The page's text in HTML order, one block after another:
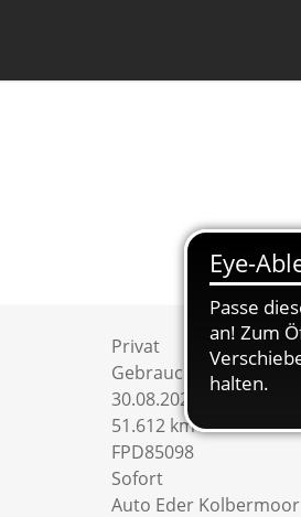
Privat
Gebrauchtwagen
30.08.2024
51.612 km
FPD85098
Sofort
Auto Eder Kolbermoor